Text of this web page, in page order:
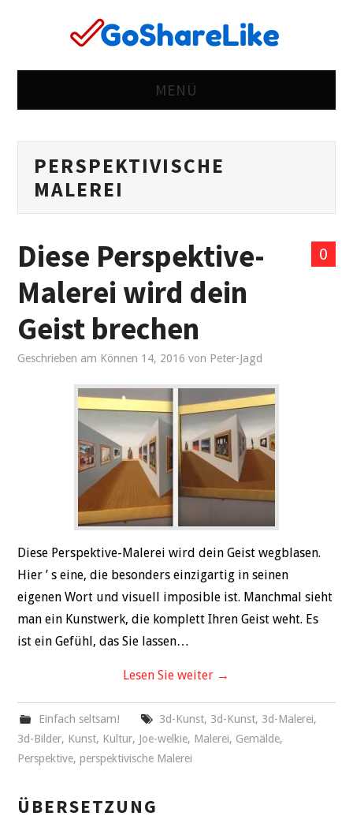
MENÜ
RICHTING
KOMISCH
FALSCH
LEBEN
FRAUEN
BEZIEHUNGEN
GESUNDHEIT
PERSPEKTIVISCHE
MALEREI
0
Diese Perspektive-
Malerei wird dein
Geist brechen
Geschrieben am Können 14, 2016 von Peter-Jagd
Diese Perspektive-Malerei wird dein Geist wegblasen.
Hier ’ s eine, die besonders einzigartig in seinen
eigenen Wort und visuell imposible ist. Manchmal sieht
man ein Kunstwerk, die komplett Ihren Geist weht. Es
ist ein Gefühl, das Sie lassen…
Lesen Sie weiter →
Einfach seltsam! 3d-Kunst, 3d-Kunst, 3d-Malerei,
3d-Bilder, Kunst, Kultur, Joe-welkie, Malerei, Gemälde,
Perspektive,perspektivische Malerei
ÜBERSETZUNG